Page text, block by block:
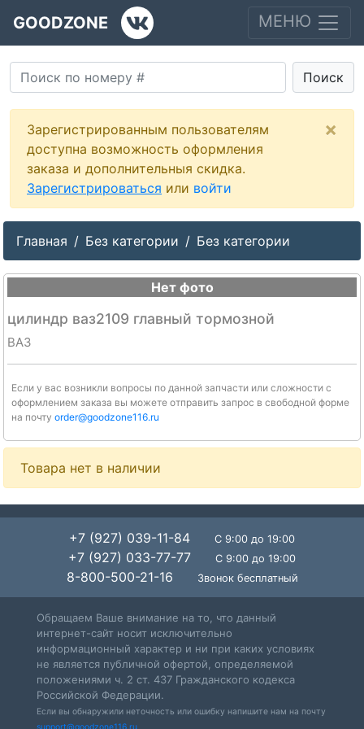
GOODZONE МЕНЮ
Поиск
Зарегистрированным пользователям
доступна возможность оформления
заказа и дополнительныя скидка.
Зарегистрироваться или войти
×
Главная Без категории Без категории
Нет фото
цилиндр ваз2109 главный тормозной
ВАЗ
Если у вас возникли вопросы по данной запчасти или сложности с
оформлением заказа вы можете отправить запрос в свободной форме
на почту order@goodzone116.ru
Товара нет в наличии
+7 (927) 039-11-84 С 9:00 до 19:00
+7 (927) 033-77-77 С 9:00 до 19:00
8-800-500-21-16 Звонок бесплатный
Обращаем Ваше внимание на то, что данный
интернет-сайт носит исключительно
информационный характер и ни при каких условиях
не является публичной офертой, определяемой
положениями ч. 2 ст. 437 Гражданского кодекса
Российской Федерации.
Если вы обнаружили неточность или ошибку напишите нам на почту